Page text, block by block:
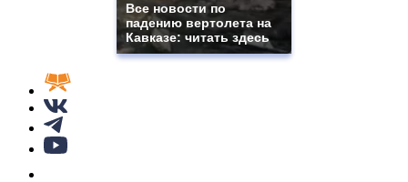
Все новости по
падению вертолета на
Кавказе: читать здесь